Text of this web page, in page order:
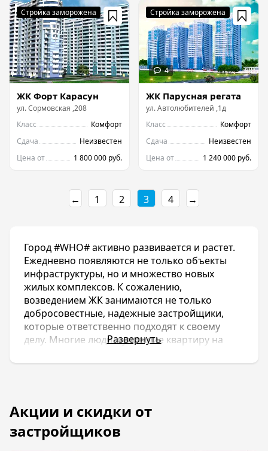
ЖК Форт Карасун
ул.Сормовская ,208
Класс
Комфорт
Сдача
Неизвестен
Цена от
1 800 000 руб.
ЖК Парусная регата
ул.Автолюбителей ,1д
Класс
Комфорт
Сдача
Неизвестен
Цена от
1 240 000 руб.
← 1 2 3 4 →
Город #WHO# активно развивается и растет.
Ежедневно появляются не только объекты
инфраструктуры, но и множество новых
жилых комплексов. К сожалению,
возведением ЖК занимаются не только
добросовестные, надежные застройщики,
которые ответственно подходят к своему
делу. Многие люди, купившие квартиру на
компаний, столкнулись с проблемой того, что
халатности компаний. Черные списки
застройщиков Краснодара вы можете найти
Развернуть